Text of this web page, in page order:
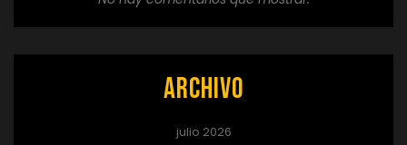
Archivo
julio 2026